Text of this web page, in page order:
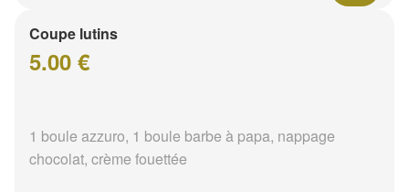
Coupe lutins
5.00 €
1 boule azzuro, 1 boule barbe à papa, nappage
chocolat, crème fouettée